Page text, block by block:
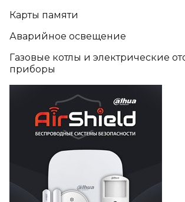
Карты памяти
Аварийное освещение
Газовые котлы и электрические
приборы